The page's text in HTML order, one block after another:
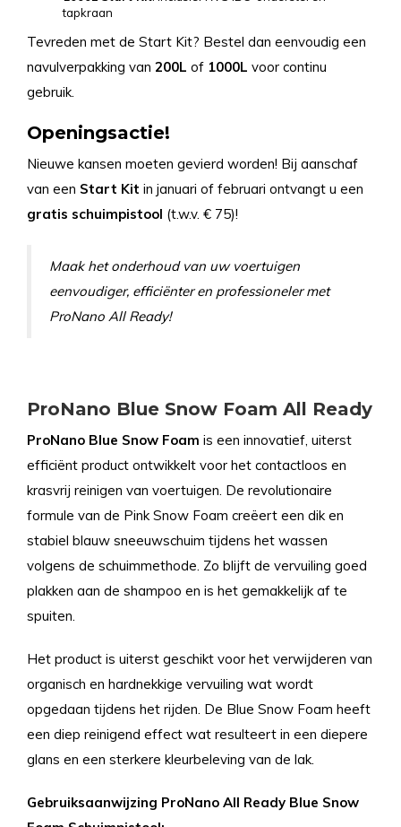
tapkraan
Tevreden met de Start Kit? Bestel dan eenvoudig een
navulverpakking van 200L of 1000L voor continu
gebruik.
Openingsactie!
Nieuwe kansen moeten gevierd worden! Bij aanschaf
van een Start Kit in januari of februari ontvangt u een
gratis schuimpistool (t.w.v. € 75)!
Maak het onderhoud van uw voertuigen
eenvoudiger, efficiënter en professioneler met
ProNano All Ready!
ProNano Blue Snow Foam All Ready
ProNano Blue Snow Foam is een innovatief, uiterst
efficiënt product ontwikkelt voor het contactloos en
krasvrij reinigen van voertuigen. De revolutionaire
formule van de Pink Snow Foam creëert een dik en
stabiel blauw sneeuwschuim tijdens het wassen
volgens de schuimmethode. Zo blijft de vervuiling goed
plakken aan de shampoo en is het gemakkelijk af te
spuiten.
Het product is uiterst geschikt voor het verwijderen van
organisch en hardnekkige vervuiling wat wordt
opgedaan tijdens het rijden. De Blue Snow Foam heeft
een diep reinigend effect wat resulteert in een diepere
glans en een sterkere kleurbeleving van de lak.
Gebruiksaanwijzing ProNano All Ready Blue Snow